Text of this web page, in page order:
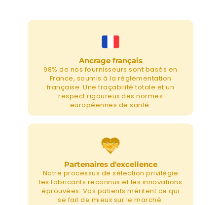
Ancrage français
98% de nos fournisseurs sont basés en
France, soumis à la réglementation
française. Une traçabilité totale et un
respect rigoureux des normes
européennes de santé.
Partenaires d'excellence
Notre processus de sélection privilégie
les fabricants reconnus et les innovations
éprouvées. Vos patients méritent ce qui
se fait de mieux sur le marché.